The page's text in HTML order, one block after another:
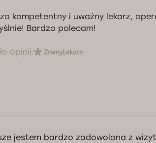
kompetentny i uważny lekarz,
Bardzo polecam!
opinii:
jestem bardzo zadowolona z